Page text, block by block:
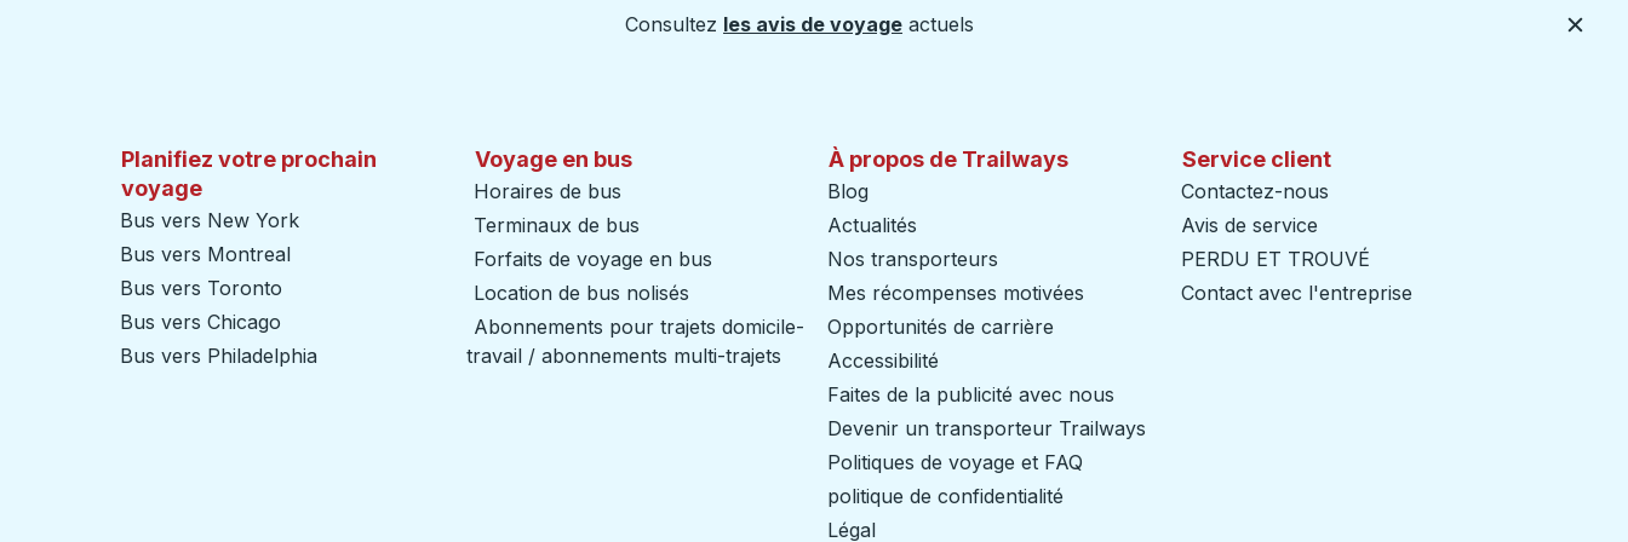
Consultez les avis de voyage actuels
Planifiez votre prochain
voyage
Bus vers New York
Bus vers Montreal
Bus vers Toronto
Bus vers Chicago
Bus vers Philadelphia
Voyage en bus
Horaires de bus
Terminaux de bus
Forfaits de voyage en bus
Location de bus nolisés
Abonnements pour trajets domicile-
travail / abonnements multi-trajets
À propos de Trailways
Blog
Actualités
Nos transporteurs
Mes récompenses motivées
Opportunités de carrière
Accessibilité
Faites de la publicité avec nous
Devenir un transporteur Trailways
Politiques de voyage et FAQ
politique de confidentialité
Légal
Service client
Contactez-nous
Avis de service
PERDU ET TROUVÉ
Contact avec l'entreprise